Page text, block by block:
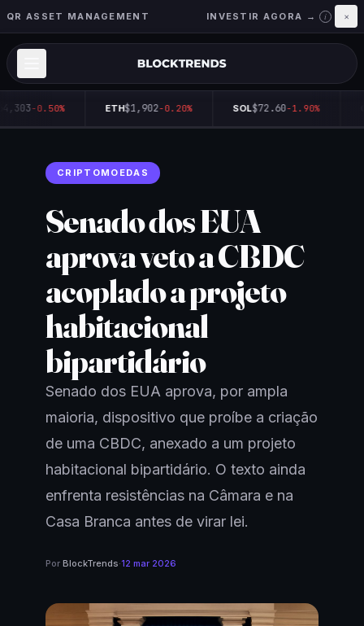
QR ASSET MANAGEMENT INVESTIR AGORA → i ×
-0.50% ETH$1,902-0.20% SOL$72.60-1.90%
CRIPTOMOEDAS
Senado dos EUA
aprova veto a CBDC
acoplado a projeto
habitacional
bipartidário
Senado dos EUA aprova, por ampla
maioria, dispositivo que proíbe a criação
de uma CBDC, anexado a um projeto
habitacional bipartidário. O texto ainda
enfrenta resistências na Câmara e na
Casa Branca antes de virar lei.
Por BlockTrends·12 mar 2026